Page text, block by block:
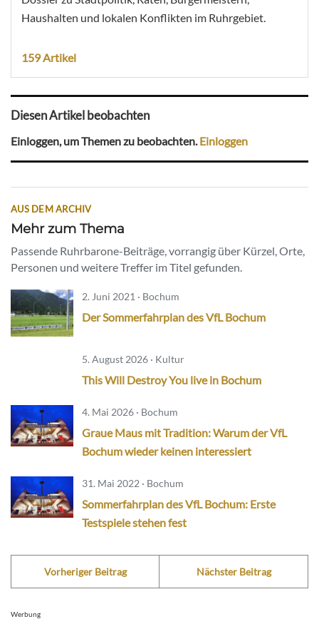
Haushalten und lokalen Konflikten im Ruhrgebiet.
159 Artikel
Diesen Artikel beobachten
Einloggen, um Themen zu beobachten.Einloggen
AUS DEM ARCHIV
Mehr zum Thema
Passende Ruhrbarone-Beiträge, vorrangig über Kürzel, Orte,
Personen und weitere Treffer im Titel gefunden.
2. Juni 2021 · Bochum
Der Sommerfahrplan des VfL Bochum
5. August 2026 · Kultur
This Will Destroy You live in Bochum
4. Mai 2026 · Bochum
Graue Maus mit Tradition: Warum der VfL
Bochum wieder keinen interessiert
31. Mai 2022 · Bochum
Sommerfahrplan des VfL Bochum: Erste
Testspiele stehen fest
Vorheriger Beitrag Nächster Beitrag
Werbung